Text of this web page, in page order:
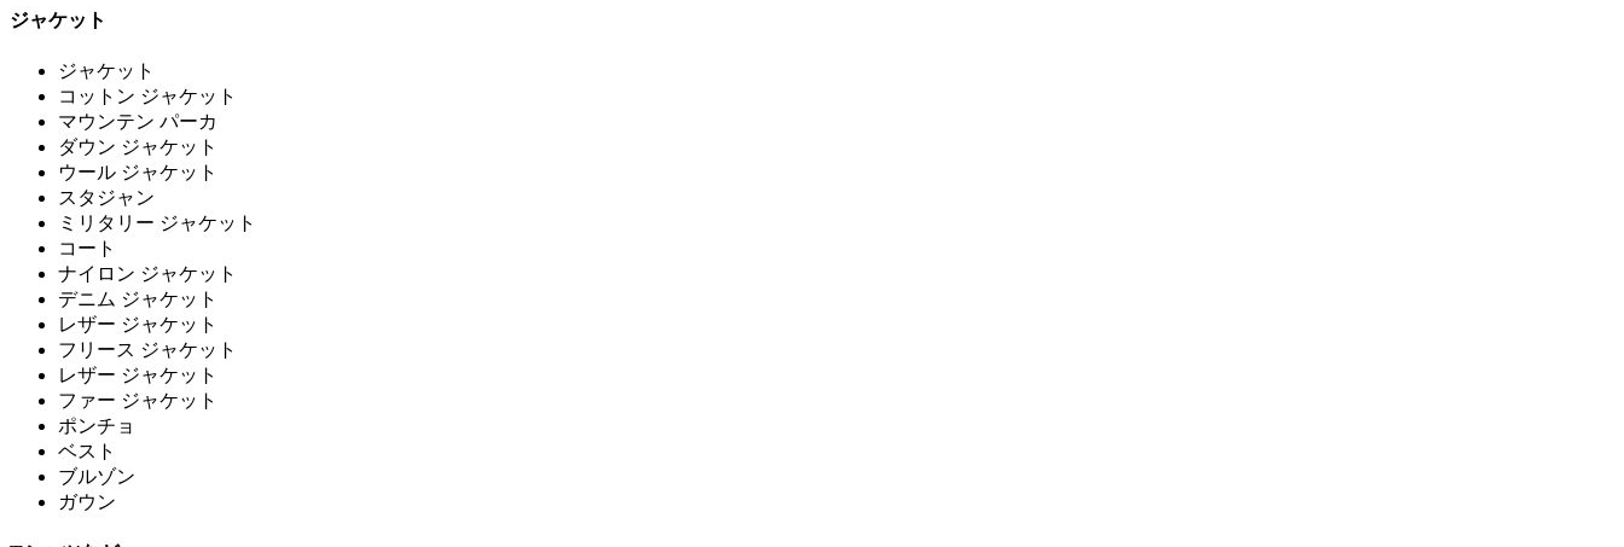
ジャケット
ジャケット
コットン ジャケット
マウンテン パーカ
ダウン ジャケット
ウール ジャケット
スタジャン
ミリタリー ジャケット
コート
ナイロン ジャケット
デニム ジャケット
レザー ジャケット
フリース ジャケット
レザー ジャケット
ファー ジャケット
ポンチョ
ベスト
ブルゾン
ガウン